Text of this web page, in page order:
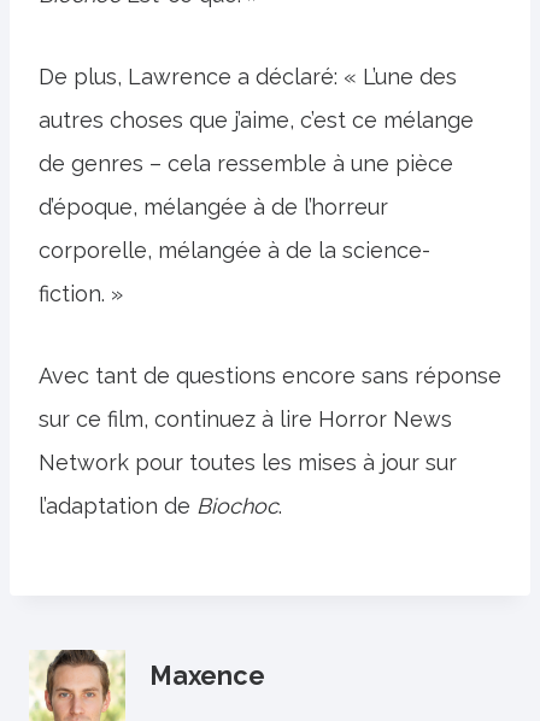
De plus, Lawrence a déclaré: « L’une des
autres choses que j’aime, c’est ce mélange
de genres – cela ressemble à une pièce
d’époque, mélangée à de l’horreur
corporelle, mélangée à de la science-
fiction. »
Avec tant de questions encore sans réponse
sur ce film, continuez à lire Horror News
Network pour toutes les mises à jour sur
l’adaptation de Biochoc.
Maxence